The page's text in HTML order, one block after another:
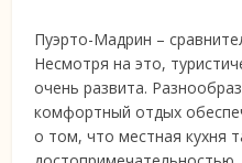
Пуэрто-Мадрин –
Несмотря на это,
очень развита.
комфортный отдых
о том, что местная кухня